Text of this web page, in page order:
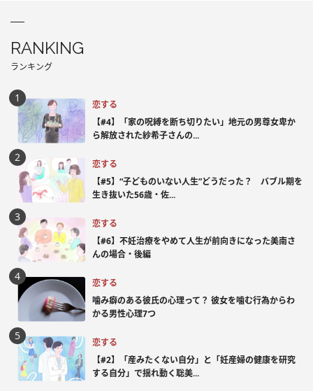
RANKING
ランキング
恋する
【#4】「家の呪縛を断ち切りたい」地元の男尊女卑か
ら解放された紗希子さんの...
恋する
【#5】“子どものいない人生”どうだった？ バブル期を
生き抜いた56歳・佐...
恋する
【#6】不妊治療をやめて人生が前向きになった美南さ
んの場合・後編
恋する
噛み癖のある彼氏の心理って？ 彼女を噛む行為からわ
かる男性心理7つ
恋する
【#2】「産みたくない自分」と「妊産婦の健康を研究
する自分」で揺れ動く聡美...